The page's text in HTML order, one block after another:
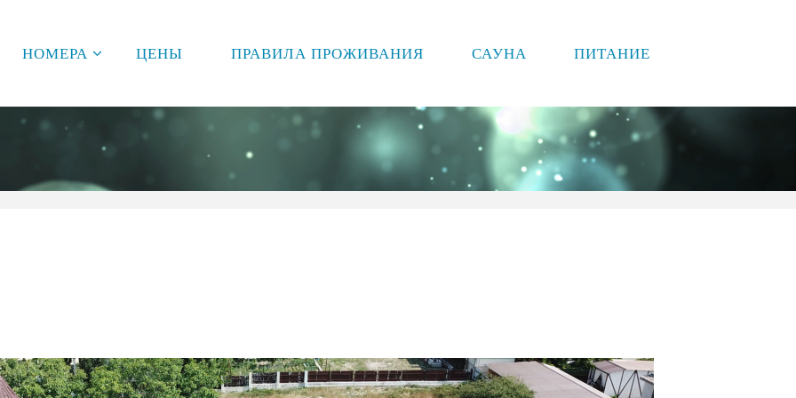
НОМЕРА ЦЕНЫ ПРАВИЛА ПРОЖИВАНИЯ САУНА ПИТАНИЕ